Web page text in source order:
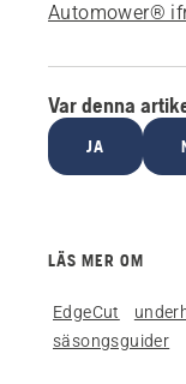
Automower®
Var denna
JA
LÄS MER OM
EdgeCut
säsongsguider